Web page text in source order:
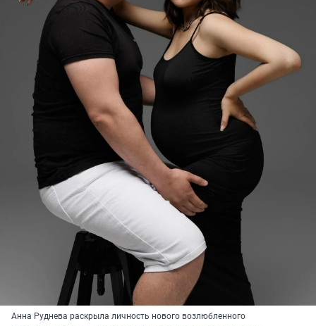
Анна Руднева раскрыла личность нового возлюбленного